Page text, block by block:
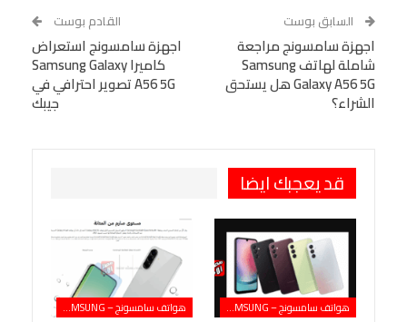
Tumblr
البريد الإلكتروني
StumbleUpon
VK
Digg
LINE
BlackBerry
Viber
طباعة
السابق بوست
اجهزة سامسونج مراجعة
شاملة لهاتف Samsung
Galaxy A56 5G هل يستحق
الشراء؟
القادم بوست
اجهزة سامسونج استعراض
كاميرا Samsung Galaxy
A56 5G تصوير احترافي في
جيبك
قد يعجبك ايضا
هواتف سامسونج – SAMSUNG هواتف سامسونج – SAMSUNG